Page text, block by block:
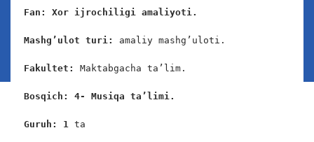
Fan: Xor ijrochiligi amaliyoti.
Mashg’ ulot turi: amaliy mashg’uloti.
Fakultet: Maktabgacha ta’lim.
Bosqich: 4- Musiqa ta’limi.
Guruh: 1 ta